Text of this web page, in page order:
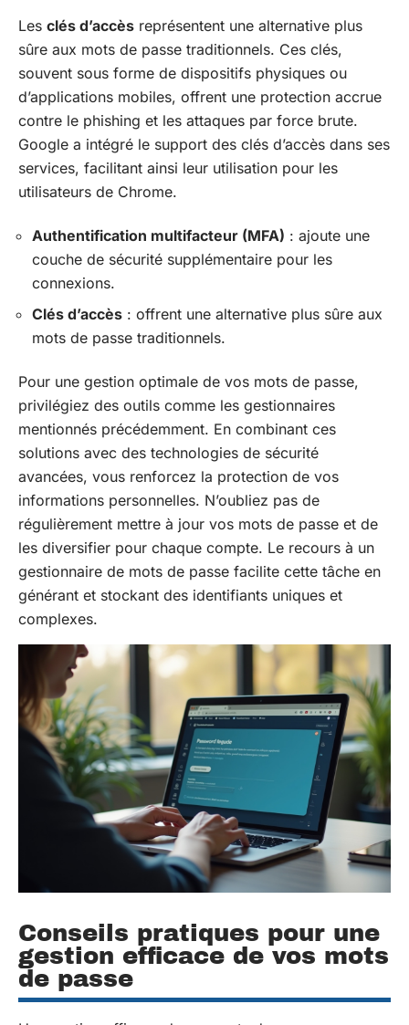
Les clés d’accès représentent une alternative plus
sûre aux mots de passe traditionnels. Ces clés,
souvent sous forme de dispositifs physiques ou
d’applications mobiles, offrent une protection accrue
contre le phishing et les attaques par force brute.
Google a intégré le support des clés d’accès dans ses
services, facilitant ainsi leur utilisation pour les
utilisateurs de Chrome.
Authentification multifacteur (MFA) : ajoute une
couche de sécurité supplémentaire pour les
connexions.
Clés d’accès : offrent une alternative plus sûre aux
mots de passe traditionnels.
Pour une gestion optimale de vos mots de passe,
privilégiez des outils comme les gestionnaires
mentionnés précédemment. En combinant ces
solutions avec des technologies de sécurité
avancées, vous renforcez la protection de vos
informations personnelles. N’oubliez pas de
régulièrement mettre à jour vos mots de passe et de
les diversifier pour chaque compte. Le recours à un
gestionnaire de mots de passe facilite cette tâche en
générant et stockant des identifiants uniques et
complexes.
Conseils pratiques pour une
gestion efficace de vos mots
de passe